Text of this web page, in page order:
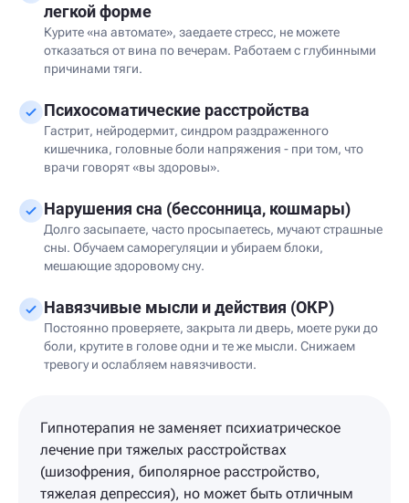
легкой форме
Курите «на автомате», заедаете стресс, не можете
отказаться от вина по вечерам. Работаем с глубинными
причинами тяги.
Психосоматические расстройства
Гастрит, нейродермит, синдром раздраженного
кишечника, головные боли напряжения - при том, что
врачи говорят «вы здоровы».
Нарушения сна (бессонница, кошмары)
Долго засыпаете, часто просыпаетесь, мучают страшные
сны. Обучаем саморегуляции и убираем блоки,
мешающие здоровому сну.
Навязчивые мысли и действия (ОКР)
Постоянно проверяете, закрыта ли дверь, моете руки до
боли, крутите в голове одни и те же мысли. Снижаем
тревогу и ослабляем навязчивости.
Гипнотерапия не заменяет психиатрическое
лечение при тяжелых расстройствах
(шизофрения, биполярное расстройство,
тяжелая депрессия), но может быть отличным